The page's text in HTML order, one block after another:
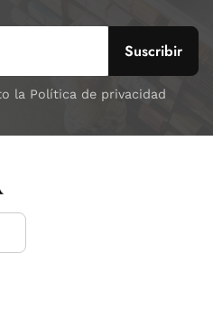
la Política de privacidad